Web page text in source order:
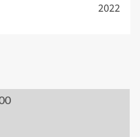
2022